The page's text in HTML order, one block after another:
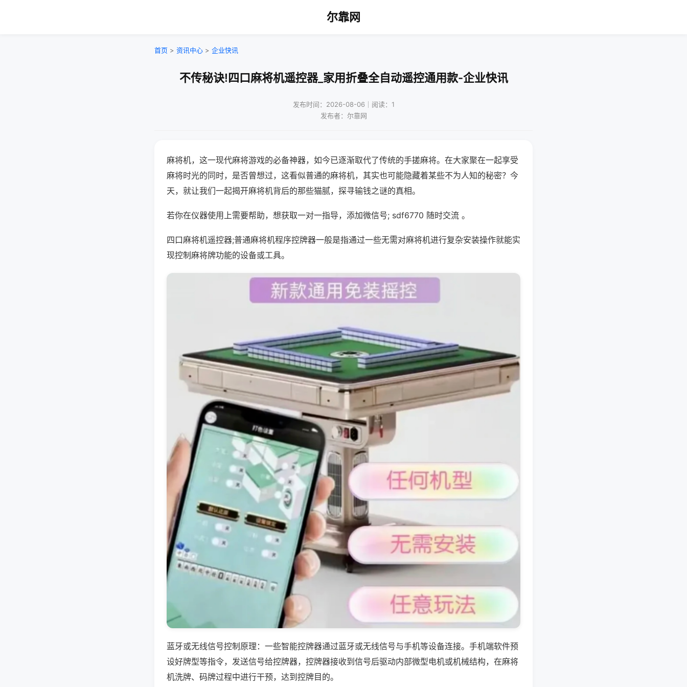
尔靠网
首页 > 资讯中心 > 企业快讯
不传秘诀!四口麻将机遥控器_家用折叠全自动遥控通用款-企业快讯
发布时间：2026-08-06｜阅读：1
发布者：尔靠网
麻将机，这一现代麻将游戏的必备神器，如今已逐渐取代了传统的手搓麻将。在大家聚在一起享受
麻将时光的同时，是否曾想过，这看似普通的麻将机，其实也可能隐藏着某些不为人知的秘密？今
天，就让我们一起揭开麻将机背后的那些猫腻，探寻输钱之谜的真相。
若你在仪器使用上需要帮助，想获取一对一指导，添加微信号; sdf6770 随时交流 。
四口麻将机遥控器;普通麻将机程序控牌器一般是指通过一些无需对麻将机进行复杂安装操作就能实
现控制麻将牌功能的设备或工具。
蓝牙或无线信号控制原理：一些智能控牌器通过蓝牙或无线信号与手机等设备连接。手机端软件预
设好牌型等指令，发送信号给控牌器，控牌器接收到信号后驱动内部微型电机或机械结构，在麻将
机洗牌、码牌过程中进行干预，达到控牌目的。